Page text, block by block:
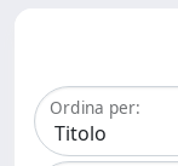
Ordina per: